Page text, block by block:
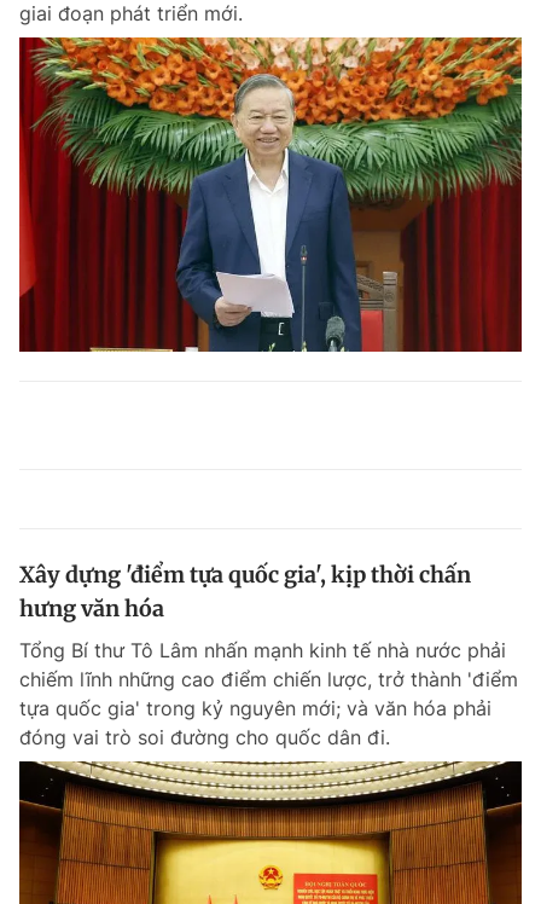
giai đoạn phát triển mới.
Xây dựng 'điểm tựa quốc gia', kịp thời chấn
hưng văn hóa
Tổng Bí thư Tô Lâm nhấn mạnh kinh tế nhà nước phải
chiếm lĩnh những cao điểm chiến lược, trở thành 'điểm
tựa quốc gia' trong kỷ nguyên mới; và văn hóa phải
đóng vai trò soi đường cho quốc dân đi.